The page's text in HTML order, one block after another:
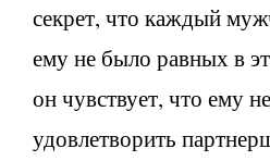
секрет, что каждый
ему не было равных в
он чувствует, что ему
удовлетворить